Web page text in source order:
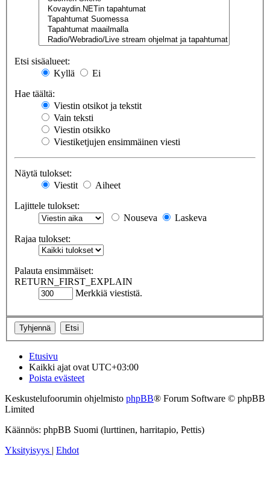
Etsi sisäalueet:
Kyllä
Ei
Hae täältä:
Viestin otsikot ja tekstit
Vain teksti
Viestin otsikko
Viestiketjujen ensimmäinen viesti
Näytä tulokset:
Viestit
Aiheet
Lajittele tulokset:
Nouseva
Laskeva
Rajaa tulokset:
Palauta ensimmäiset:
RETURN_FIRST_EXPLAIN
Merkkiä viestistä.
Etusivu
Kaikki ajat ovat UTC+03:00
Poista evästeet
Keskustelufoorumin ohjelmisto phpBB® Forum Software © phpBB
Limited
Käännös: phpBB Suomi (lurttinen, harritapio, Pettis)
Yksityisyys | Ehdot